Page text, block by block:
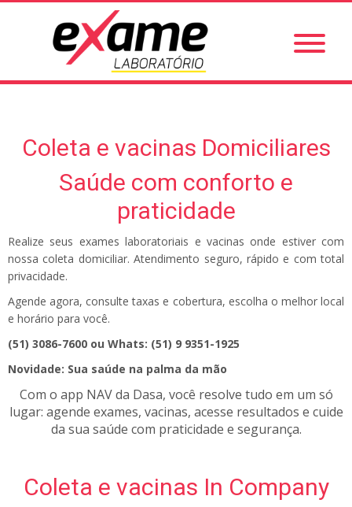
Coleta e vacinas Domiciliares
Saúde com conforto e
praticidade
Realize seus exames laboratoriais e vacinas onde estiver com
nossa coleta domiciliar. Atendimento seguro, rápido e com total
privacidade.
Agende agora, consulte taxas e cobertura, escolha o melhor local
e horário para você.
(51) 3086-7600 ou Whats: (51) 9 9351-1925
Novidade: Sua saúde na palma da mão
Com o app NAV da Dasa, você resolve tudo em um só
lugar: agende exames, vacinas, acesse resultados e cuide
da sua saúde com praticidade e segurança.
Coleta e vacinas In Company